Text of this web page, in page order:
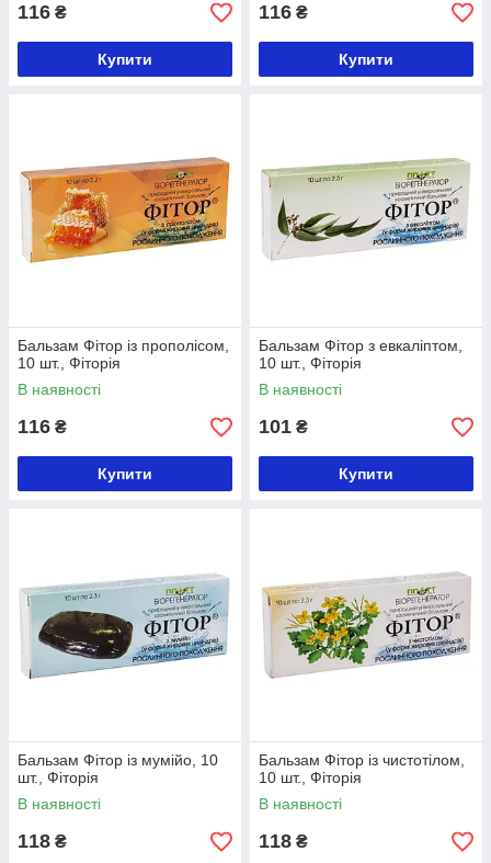
116 ₴
Купити
116 ₴
Купити
Бальзам Фітор із прополісом,
10 шт., Фіторія
В наявності
116 ₴
Купити
Бальзам Фітор з евкаліптом,
10 шт., Фіторія
В наявності
101 ₴
Купити
Бальзам Фітор із мумійо, 10
шт., Фіторія
В наявності
118 ₴
Бальзам Фітор із чистотілом,
10 шт., Фіторія
В наявності
118 ₴